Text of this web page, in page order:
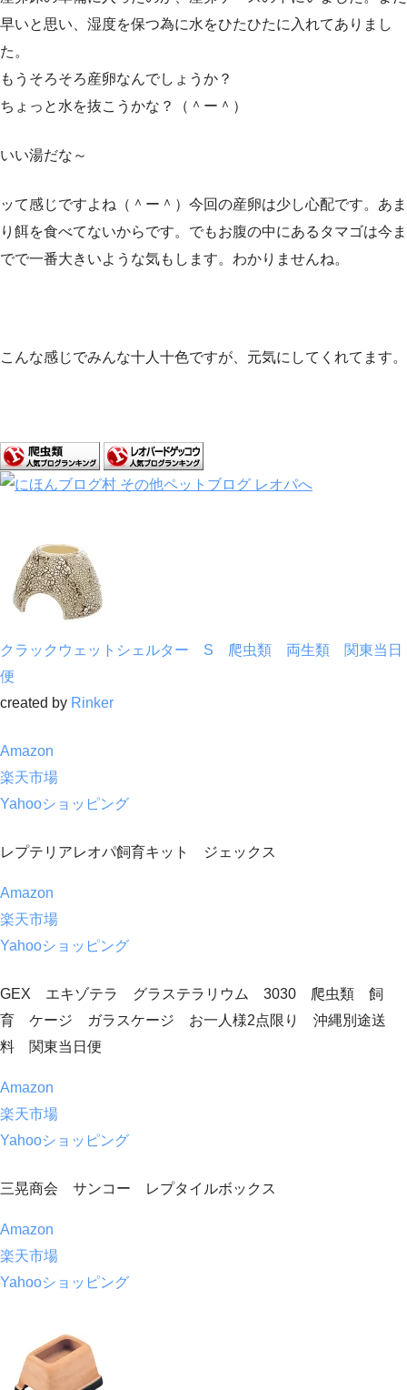
早いと思い、湿度を保つ為に水をひたひたに入れてありまし
た。
もうそろそろ産卵なんでしょうか？
ちょっと水を抜こうかな？（＾ー＾）
いい湯だな～
ッて感じですよね（＾ー＾）今回の産卵は少し心配です。あま
り餌を食べてないからです。でもお腹の中にあるタマゴは今ま
でで一番大きいような気もします。わかりませんね。
こんな感じでみんな十人十色ですが、元気にしてくれてます。
クラックウェットシェルター S 爬虫類 両生類 関東当日
便
created by Rinker
Amazon
楽天市場
Yahooショッピング
レプテリアレオパ飼育キット ジェックス
Amazon
楽天市場
Yahooショッピング
GEX エキゾテラ グラステラリウム 3030 爬虫類 飼
育 ケージ ガラスケージ お一人様2点限り 沖縄別途送
料 関東当日便
Amazon
楽天市場
Yahooショッピング
三晃商会 サンコー レプタイルボックス
Amazon
楽天市場
Yahooショッピング